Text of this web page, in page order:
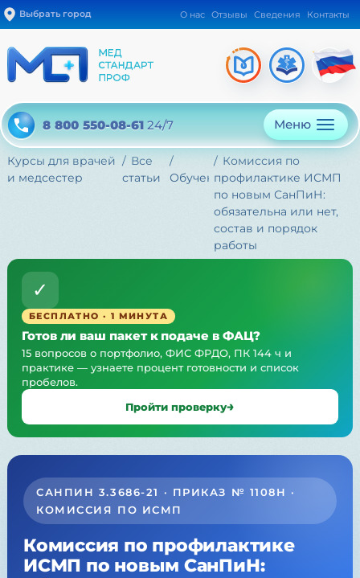
Выбрать город О нас Отзывы Сведения Контакты
8 800 550-08-61 24/7 Меню
Курсы для врачей
и медсестер
Все
статьи
Обучение
Комиссия по
профилактике ИСМП
по новым СанПиН:
обязательна или нет,
состав и порядок
работы
✓
БЕСПЛАТНО · 1 МИНУТА
Готов ли ваш пакет к подаче в ФАЦ?
15 вопросов о портфолио, ФИС ФРДО, ПК 144 ч и
практике — узнаете процент готовности и список
пробелов.
Пройти проверку
САНПИН 3.3686-21 · ПРИКАЗ № 1108Н ·
КОМИССИЯ ПО ИСМП
Комиссия по профилактике
ИСМП по новым СанПиН: